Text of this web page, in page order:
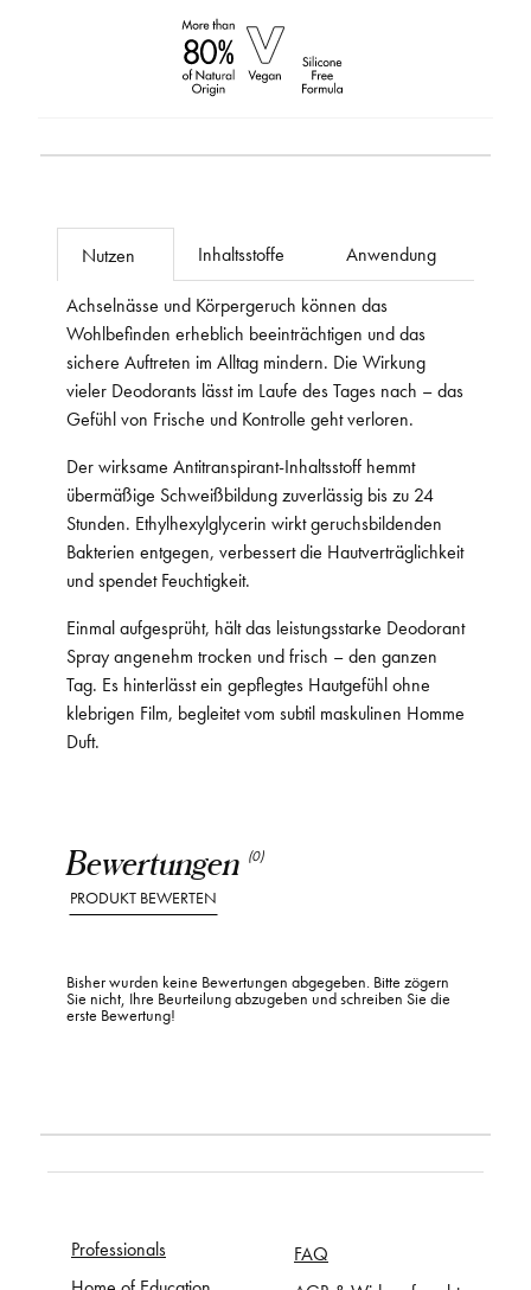
Bewertungen (0)
PRODUKT BEWERTEN
Bisher wurden keine Bewertungen abgegeben. Bitte zögern
Sie nicht, Ihre Beurteilung abzugeben und schreiben Sie die
erste Bewertung!
Nutzen Inhaltsstoffe Anwendung
Achselnässe und Körpergeruch können das
Wohlbefinden erheblich beeinträchtigen und das
sichere Auftreten im Alltag mindern. Die Wirkung
vieler Deodorants lässt im Laufe des Tages nach – das
Gefühl von Frische und Kontrolle geht verloren.
Der wirksame Antitranspirant-Inhaltsstoff hemmt
übermäßige Schweißbildung zuverlässig bis zu 24
Stunden. Ethylhexylglycerin wirkt geruchsbildenden
Bakterien entgegen, verbessert die Hautverträglichkeit
und spendet Feuchtigkeit.
Einmal aufgesprüht, hält das leistungsstarke Deodorant
Spray angenehm trocken und frisch – den ganzen
Tag. Es hinterlässt ein gepflegtes Hautgefühl ohne
klebrigen Film, begleitet vom subtil maskulinen Homme
Duft.
Professionals
FAQ